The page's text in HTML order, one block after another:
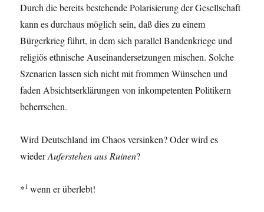
Durch die bereits bestehende Polarisierung der Gesellschaft
kann es durchaus möglich sein, daß dies zu einem
Bürgerkrieg führt, in dem sich parallel Bandenkriege und
religiös ethnische Auseinandersetzungen mischen. Solche
Szenarien lassen sich nicht mit frommen Wünschen und
faden Absichtserklärungen von inkompetenten Politikern
beherrschen.
Wird Deutschland im Chaos versinken? Oder wird es
wiederAuferstehen aus Ruinen?
*1wenn er überlebt!